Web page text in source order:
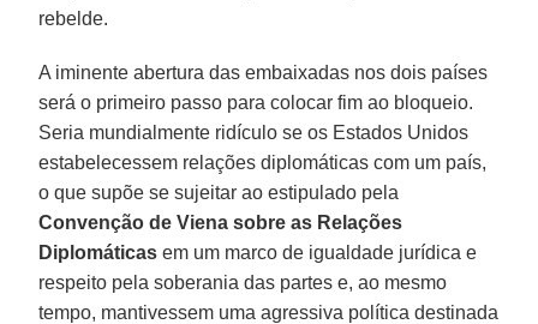
rebelde.
A iminente abertura das embaixadas nos dois países
será o primeiro passo para colocar fim ao bloqueio.
Seria mundialmente ridículo se os Estados Unidos
estabelecessem relações diplomáticas com um país,
o que supõe se sujeitar ao estipulado pela
Convenção de Viena sobre as Relações
Diplomáticas em um marco de igualdade jurídica e
respeito pela soberania das partes e, ao mesmo
tempo, mantivessem uma agressiva política destinada